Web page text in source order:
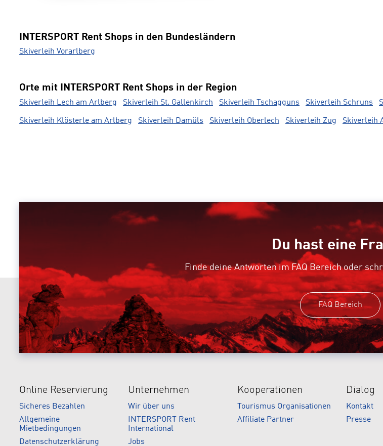
INTERSPORT Rent Shops in den Bundesländern
Skiverleih Vorarlberg
Orte mit INTERSPORT Rent Shops in der Region
Skiverleih Lech am Arlberg Skiverleih St. Gallenkirch Skiverleih Tschagguns Skiverleih Schruns
Skiverleih Klösterle am Arlberg Skiverleih Damüls Skiverleih Oberlech Skiverleih Zug Skiverleih
Du hast eine
Finde deine Antworten im FAQ Bereich oder
FAQ Bereich
Online Reservierung
Sicheres Bezahlen
Allgemeine
Mietbedingungen
Datenschutzerklärung
Unternehmen
Wir über uns
INTERSPORT Rent
International
Jobs
Kooperationen
Tourismus Organisationen
Affiliate Partner
Dialog
Kontakt
Presse